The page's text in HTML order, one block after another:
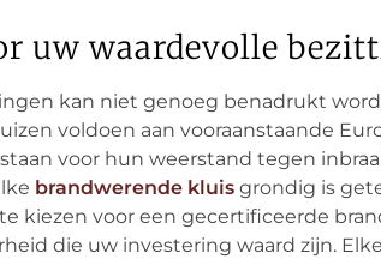
uw waardevolle
kan niet genoeg benadrukt
voldoen aan vooraanstaande
staan voor hun weerstand tegen
brandwerende kluis grondig is
kiezen voor een gecertificeerde
die uw investering waard zijn.